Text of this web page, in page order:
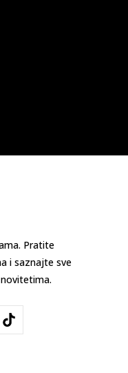
Pratite
i saznajte sve